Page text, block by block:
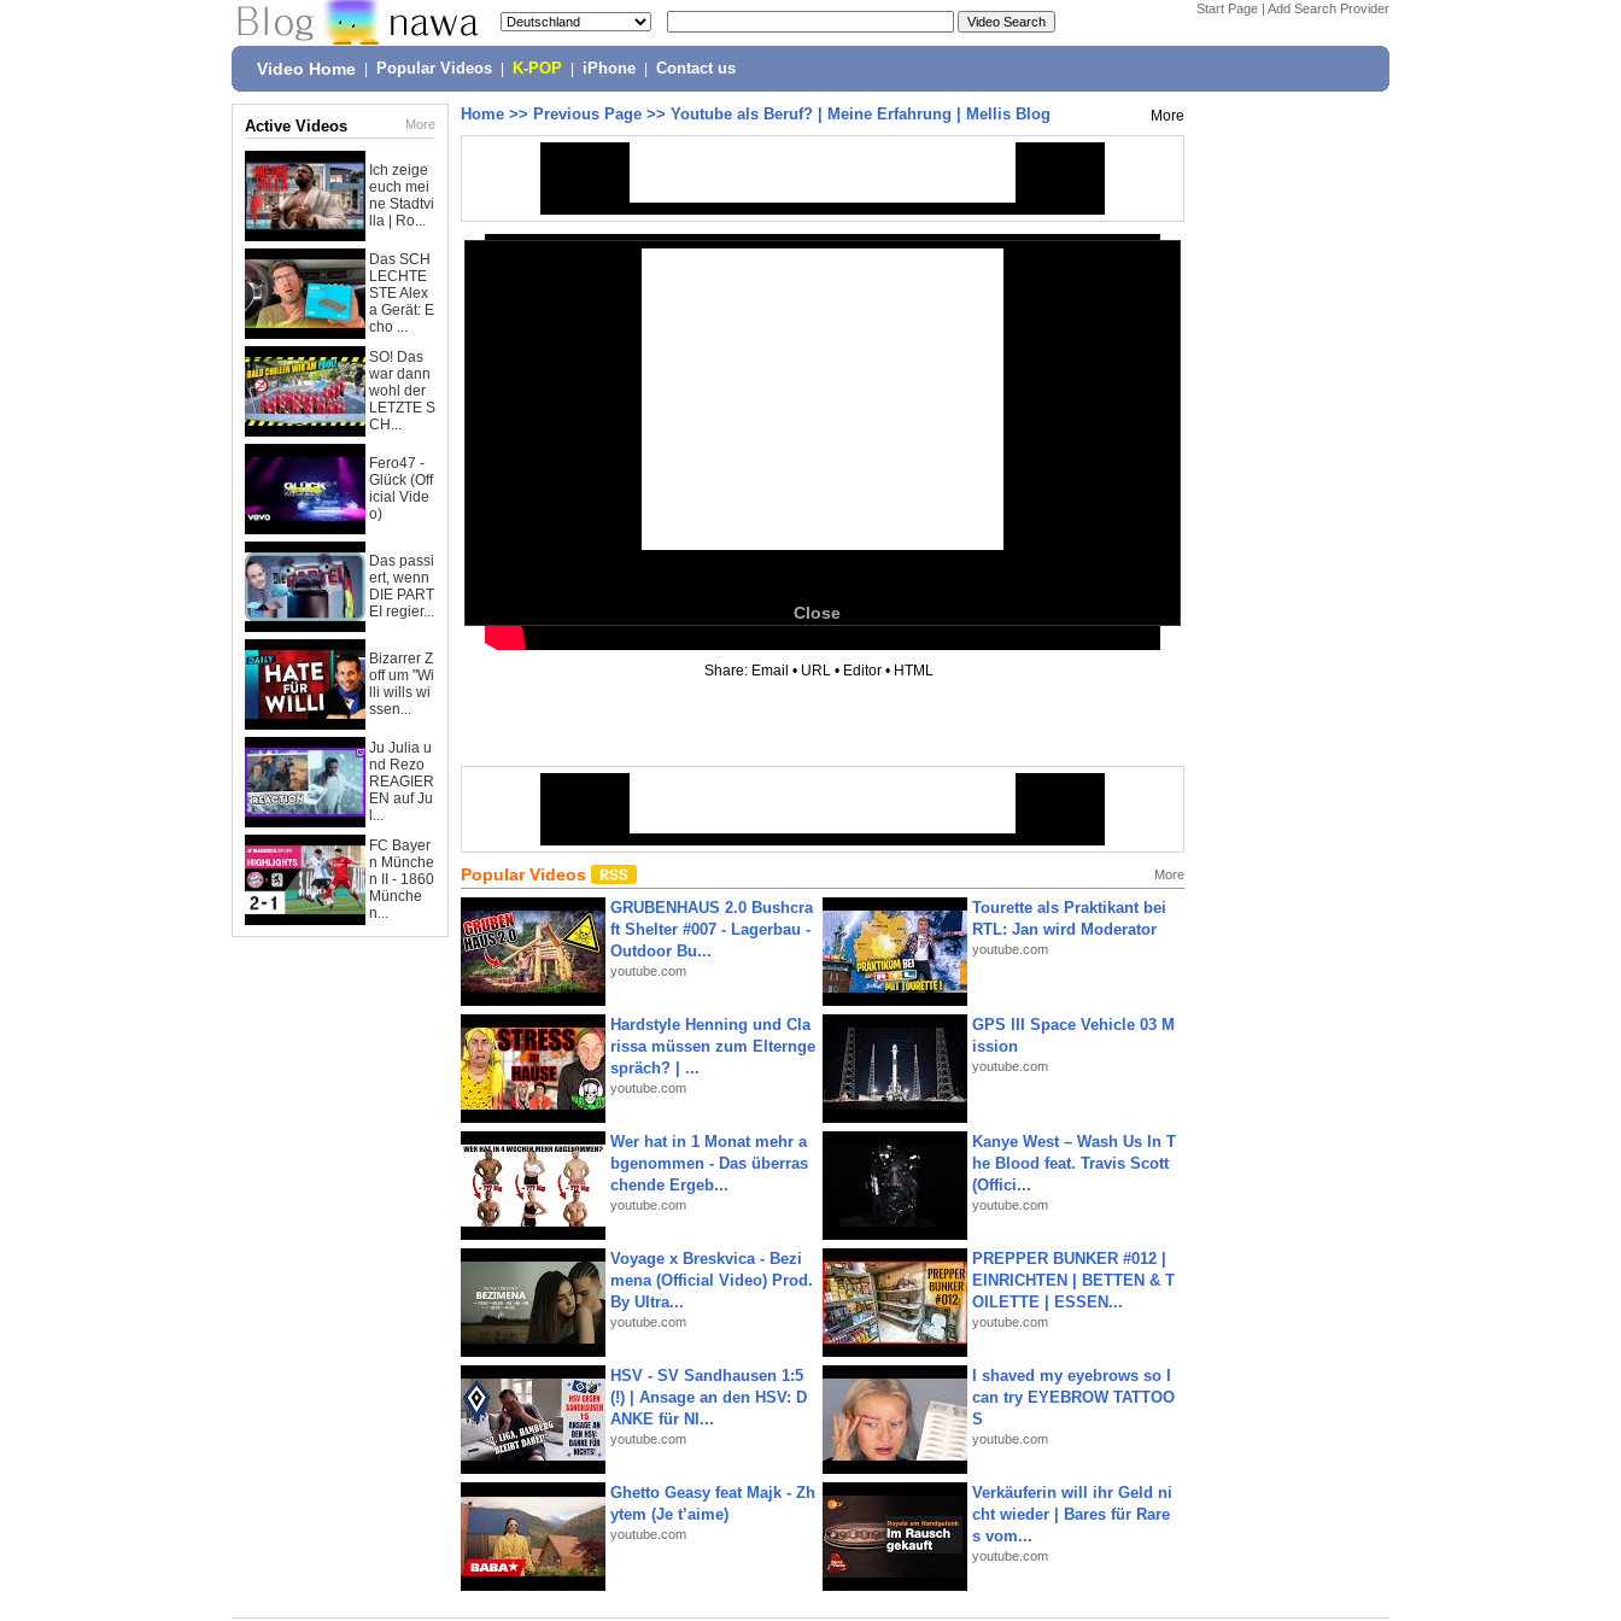
Start Page | Add Search Provider
Video Home Popular Videos K-POP iPhone Contact us
Active Videos More
Ich zeige
euch mei
ne Stadtvi
lla | Ro...
Das SCH
LECHTE
STE Alex
a Gerät: E
cho ...
SO! Das
war dann
wohl der
LETZTE S
CH...
Fero47 -
Glück (Off
icial Vide
o)
Das passi
ert, wenn
DIE PART
EI regier...
Bizarrer Z
off um "Wi
lli wills wi
ssen...
Ju Julia u
nd Rezo
REAGIER
EN auf Ju
l...
FC Bayer
n Münche
n II - 1860
Münche
n...
Home >> Previous Page >> Youtube als Beruf? | Meine Erfahrung | Mellis Blog More
Close
Share: Email • URL • Editor • HTML
Popular Videos More
GRUBENHAUS 2.0 Bushcra
ft Shelter #007 - Lagerbau -
Outdoor Bu...
youtube.com
Tourette als Praktikant bei
RTL: Jan wird Moderator
youtube.com
Hardstyle Henning und Cla
rissa müssen zum Elternge
spräch? | ...
youtube.com
GPS III Space Vehicle 03 M
ission
youtube.com
Wer hat in 1 Monat mehr a
bgenommen - Das überras
chende Ergeb...
youtube.com
Kanye West – Wash Us In T
he Blood feat. Travis Scott
(Offici...
youtube.com
Voyage x Breskvica - Bezi
mena (Official Video) Prod.
By Ultra...
youtube.com
PREPPER BUNKER #012 |
EINRICHTEN | BETTEN & T
OILETTE | ESSEN...
youtube.com
HSV - SV Sandhausen 1:5
(!) | Ansage an den HSV: D
ANKE für NI...
youtube.com
I shaved my eyebrows so I
can try EYEBROW TATTOO
S
youtube.com
Ghetto Geasy feat Majk - Zh
ytem (Je t’aime)
youtube.com
Verkäuferin will ihr Geld ni
cht wieder | Bares für Rare
s vom...
youtube.com